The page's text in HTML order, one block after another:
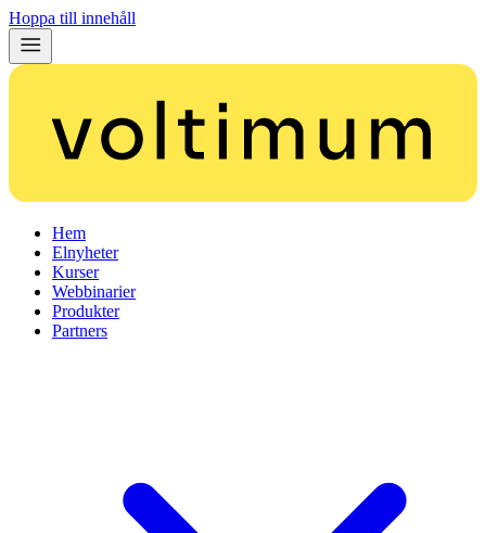
Hoppa till innehåll
Hem
Elnyheter
Kurser
Webbinarier
Produkter
Partners